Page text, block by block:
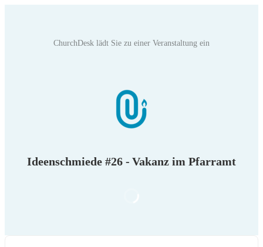
ChurchDesk‬ lädt Sie zu einer Veranstaltung ein
Ideenschmiede #26 - Vakanz im Pfarramt